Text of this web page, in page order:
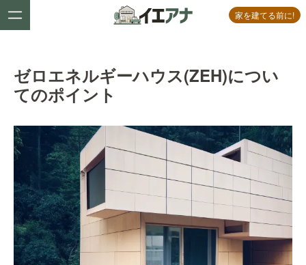
家を建てる前に!
ゼロエネルギーハウス(ZEH)につい
てのポイント